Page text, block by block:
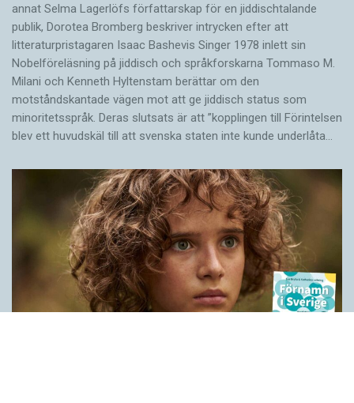
annat Selma Lagerlöfs författarskap för en jiddisch­talande
publik, Dorotea Bromberg beskriver intrycken efter att
litteraturpristagaren Isaac Bashevis Singer 1978 inlett sin
Nobelföreläsning på jiddisch och språkforskarna Tommaso M.
Milani och Kenneth Hyltenstam berättar om den
motståndskantade vägen mot att ge jiddisch status som
minoritetsspråk. Deras slutsats är att ”kopplingen till Förintelsen
blev ett huvud­skäl till att svenska staten inte kunde underlåta…